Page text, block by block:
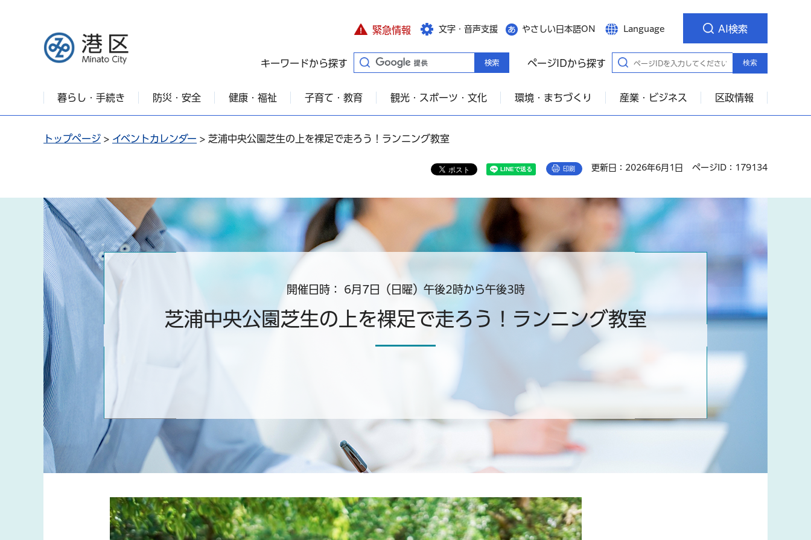
港区
緊急情報 文字・音声支援 やさしい日本語ON Language AI検索
キーワードから探す ページIDから探す 検索
暮らし・手続き 防災・安全 健康・福祉 子育て・教育 観光・スポーツ・文化 環境・まちづくり 産業・ビジネス 区政情報
トップページ > イベントカレンダー > 芝浦中央公園芝生の上を裸足で走ろう！ランニング教室
印刷 更新日：2026年6月1日 ページID：179134
開催日時 6月7日（日曜）午後2時から午後3時
芝浦中央公園芝生の上を裸足で走ろう！ランニング教室